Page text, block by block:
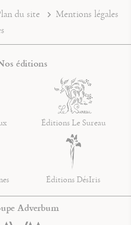
du site
Mentions légales
éditions
Éditions Le Sureau
Éditions DésIris
Adverbum